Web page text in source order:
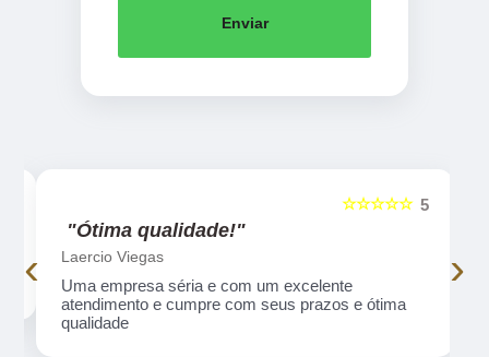
Enviar
5
☆☆☆☆☆
"Ótima qualidade!"
Laercio Viegas
Uma empresa séria e com um excelente
atendimento e cumpre com seus prazos e ótima
qualidade
‹ ›